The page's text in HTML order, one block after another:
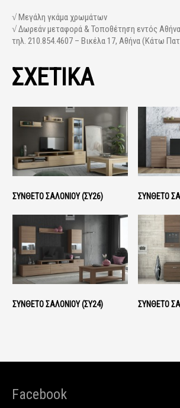
√ Μεγάλη γκάμα χρωμάτων
√ Δωρεάν μεταφορά & Τοποθέτηση εντός
τηλ. 210.854.4607 – Βικέλα 17, Αθήνα (Κάτω
ΣΧΕΤΙΚΑ
ΣΎΝΘΕΤΟ ΣΑΛΟΝΙΟΎ (ΣΥ26) ΣΎΝΘΕΤΟ
ΣΎΝΘΕΤΟ ΣΑΛΟΝΙΟΎ (ΣΥ24) ΣΎΝΘΕΤΟ
Facebook